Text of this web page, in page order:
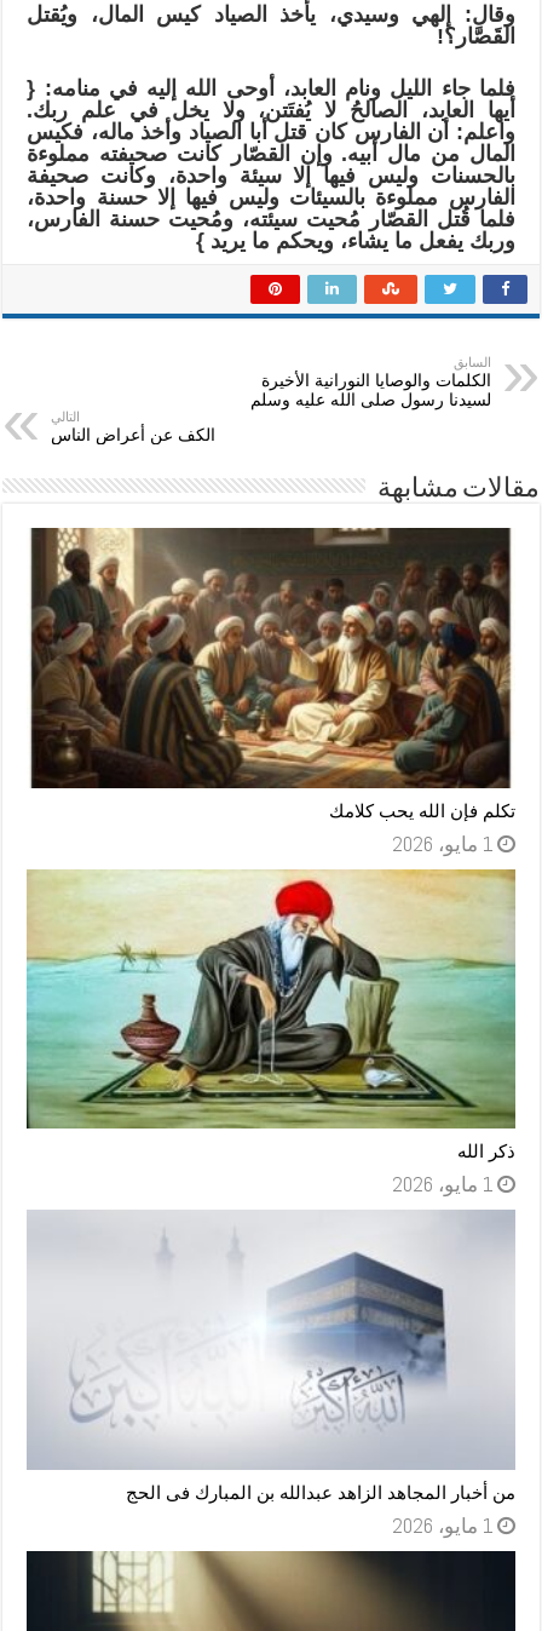
وقال: إلهي وسيدي، يأخذ الصياد كيس المال، ويُقتل
القَصَّار؟!
فلما جاء الليل ونام العابد، أوحى الله إليه في منامه: {
أيها العابد، الصالحُ لا يُفتَتن، ولا يخل في علم ربك.
واعلم: أن الفارس كان قتل أبا الصياد وأخذ ماله، فكيس
المال من مال أبيه. وإن القصّار كانت صحيفته مملوءة
بالحسنات وليس فيها إلا سيئة واحدة، وكانت صحيفة
الفارس مملوءة بالسيئات وليس فيها إلا حسنة واحدة،
فلما قُتل القصّار مُحيت سيئته، ومُحيت حسنة الفارس،
وربك يفعل ما يشاء، ويحكم ما يريد }
السابق
ﺍﻟﻜﻠﻤﺎﺕ والوصايا النورانية ﺍلأﺧﻴﺮﺓ
لسيدنا رﺳﻮﻝ صلى ﺍﻟﻠﻪ ﻋﻠﻴﻪ ﻭﺳﻠﻢ
التالي
الكف عن أعراض الناس
مقالات مشابهة
تكلم فإن الله يحب كلامك
1 مايو، 2026
ذكر الله
1 مايو، 2026
من أخبار المجاهد الزاهد عبدالله بن المبارك فى الحج
1 مايو، 2026